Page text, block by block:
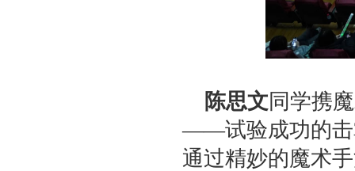
陈思文同学携
——试验成功的击
通过精妙的魔术